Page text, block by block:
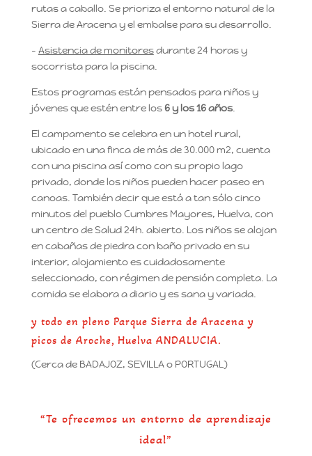
rutas a caballo. Se prioriza el entorno natural de la
Sierra de Aracena y el embalse para su desarrollo.
– Asistencia de monitoresdurante 24 horas y
socorrista para la piscina.
Estos programas están pensados para niños y
jóvenes que estén entre los6 y los 16 años.
El campamento se celebra en un hotel rural,
ubicado en una finca de más de 30.000 m2, cuenta
con una piscina así como con su propio lago
privado, donde los niños pueden hacer paseo en
canoas. También decir que está a tan sólo cinco
minutos del pueblo Cumbres Mayores, Huelva, con
un centro de Salud 24h. abierto. Los niños se alojan
en cabañas de piedra con baño privado en su
interior, alojamiento es cuidadosamente
seleccionado, con régimen de pensión completa. La
comida se elabora a diario y es sana y variada.
y todo en pleno Parque Sierra de Aracena y
picos de Aroche, Huelva ANDALUCIA.
(Cerca de BADAJOZ, SEVILLA o PORTUGAL)
“Te ofrecemos un entorno de aprendizaje
ideal”